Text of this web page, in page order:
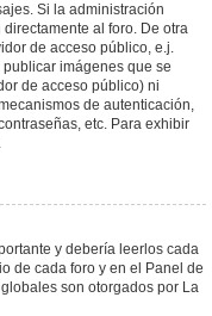
Si la administración
al foro. De otra
de acceso público, e.j.
imágenes que se
de acceso público) ni
de autenticación,
etc. Para exhibir
y debería leerlos cada
de cada foro y en el Panel de
son otorgados por La